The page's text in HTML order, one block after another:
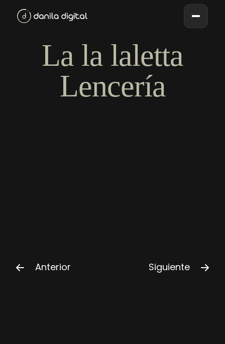
La la laletta
Lencería
Anterior Siguiente